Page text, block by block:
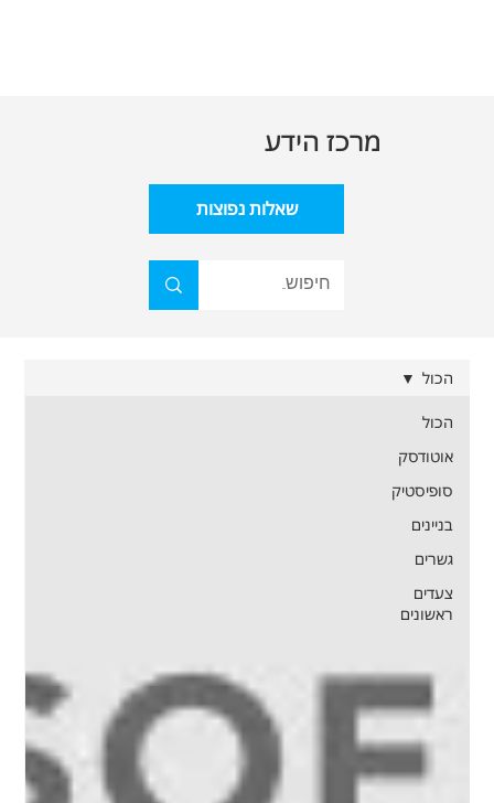
מרכז הידע
שאלות נפוצות
הכול
אוטודסק
סופיסטיק
בניינים
גשרים
צעדים
ראשונים
הכול